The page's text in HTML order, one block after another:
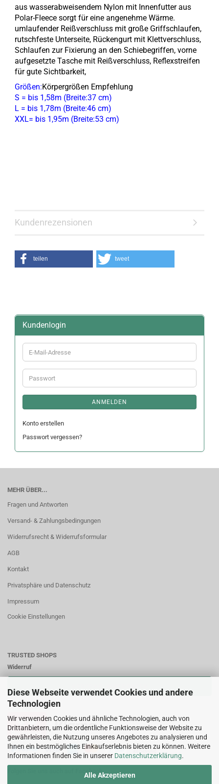
Diese Webseite verwendet Cookies und andere
Technologien
Wir verwenden Cookies und ähnliche Technologien, auch von
Drittanbietern, um die ordentliche Funktionsweise der Website zu
gewährleisten, die Nutzung unseres Angebotes zu analysieren und
Ihnen ein bestmögliches Einkaufserlebnis bieten zu können. Weitere
Informationen finden Sie in unserer Datenschutzerklärung.
Alle Akzeptieren
aus wasserabweisendem Nylon mit Innenfutter aus
Polar-Fleece sorgt für eine angenehme Wärme.
umlaufender Reißverschluss mit große Griffschlaufen,
rutschfeste Unterseite, Rückengurt mit Klettverschluss,
Schlaufen zur Fixierung an den Schiebegriffen, vorne
aufgesetzte Tasche mit Reißverschluss, Reflexstreifen
für gute Sichtbarkeit,
Größen:Körpergrößen Empfehlung
S = bis 1,58m (Breite:37 cm)
L = bis 1,78m (Breite:46 cm)
XXL= bis 1,95m (Breite:53 cm)
Kundenrezensionen
teilen tweet
Kundenlogin
E-
Mail-
Adresse
Passwort
ANMELDEN
Konto erstellen
Passwort vergessen?
MEHR ÜBER...
Fragen und Antworten
Versand- & Zahlungsbedingungen
Widerrufsrecht & Widerrufsformular
AGB
Kontakt
Privatsphäre und Datenschutz
Impressum
Cookie Einstellungen
TRUSTED SHOPS
Widerruf
Zahlungsweisen:
Folgen Sie uns auch auf Facebook